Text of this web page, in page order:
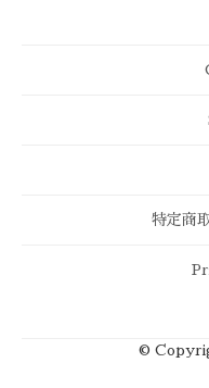
特定商
©